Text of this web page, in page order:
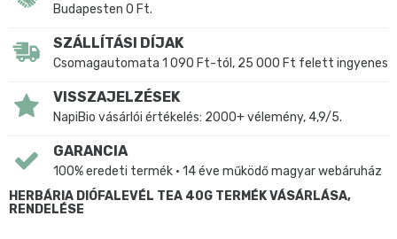
Budapesten 0 Ft.
SZÁLLÍTÁSI DÍJAK
Csomagautomata 1 090 Ft-tól, 25 000 Ft felett ingyenes
VISSZAJELZÉSEK
NapiBio vásárlói értékelés: 2000+ vélemény, 4,9/5.
GARANCIA
100% eredeti termék • 14 éve működő magyar webáruház
HERBÁRIA DIÓFALEVÉL TEA 40G TERMÉK VÁSÁRLÁSA,
RENDELÉSE